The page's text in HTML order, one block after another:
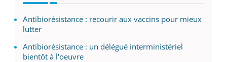
Antibiorésistance : recourir aux vaccins pour mieux
lutter
Antibiorésistance : un délégué interministériel
bientôt à l'oeuvre